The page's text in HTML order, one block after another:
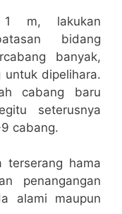
1 m, lakukan
bidang
banyak,
dipelihara.
cabang baru
seterusnya
cabang.
terserang hama
penangangan
alami maupun